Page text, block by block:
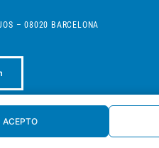
ACEPTO
– 08020 BARCELONA